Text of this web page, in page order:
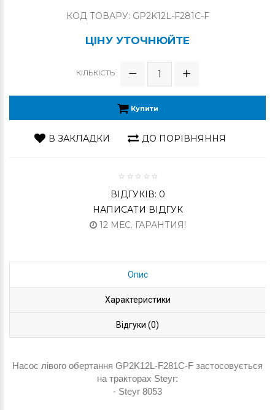
КОД ТОВАРУ: GP2K12L-F281C-F
ЦІНУ УТОЧНЮЙТЕ
КІЛЬКІСТЬ
Купити
В ЗАКЛАДКИ ДО ПОРІВНЯННЯ
ВІДГУКІВ: 0
НАПИСАТИ ВІДГУК
12 МЕС. ГАРАНТИЯ!
Опис
Характеристики
Відгуки (0)
Насос лівого обертання GP2K12L-F281C-F застосовується
на тракторах Steyr:
- Steyr 8053